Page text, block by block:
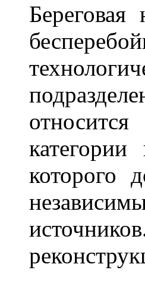
Береговая
категории
которого